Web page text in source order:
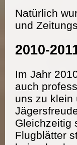
Natürlich
und
2010-
Im Jahr
auch
uns zu klein
Gleichzeitig
Flugblätter